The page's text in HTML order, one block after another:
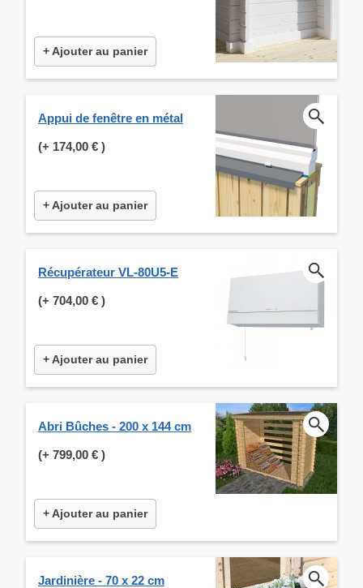
+ Ajouter au panier
Appui de fenêtre en métal
(+ 174,00 € )
+ Ajouter au panier
Récupérateur VL-80U5-E
(+ 704,00 € )
+ Ajouter au panier
Abri Bûches - 200 x 144 cm
(+ 799,00 € )
+ Ajouter au panier
Jardinière - 70 x 22 cm